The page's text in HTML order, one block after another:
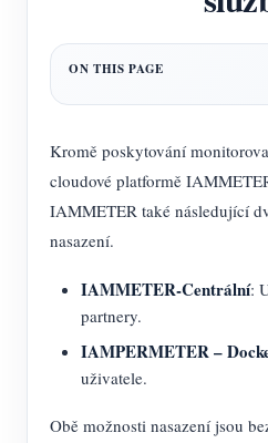
IAMMETER Cloud Pro
Samoobslužná
Nabíječka EV
Simulátor IAMMETER
Systém energetického
Aplikace
Monitor energie
Ukládat
Zdroje
Kromě poskytování
cloudové platformě
IAMMETER také následující
nasazení.
IAMMETER-Centrální:
partnery.
IAMPERMETER –
uživatele.
Obě možnosti nasazení jsou